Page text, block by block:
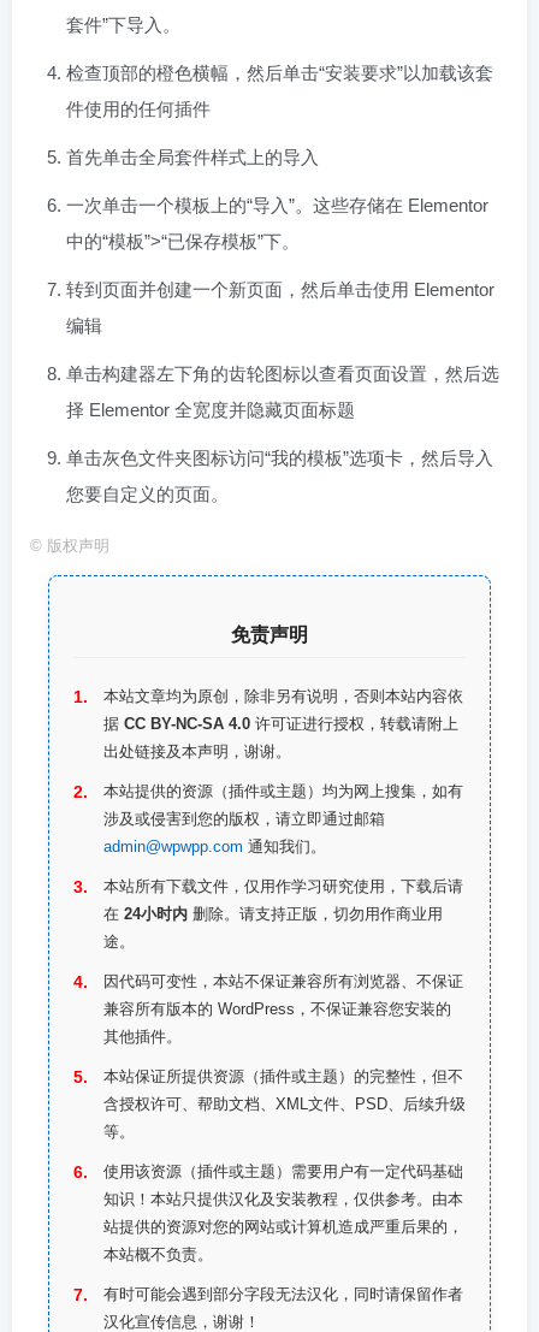
套件”下导入。
检查顶部的橙色横幅，然后单击“安装要求”以加载该套
件使用的任何插件
首先单击全局套件样式上的导入
一次单击一个模板上的“导入”。这些存储在 Elementor
中的“模板”>“已保存模板”下。
转到页面并创建一个新页面，然后单击使用 Elementor
编辑
单击构建器左下角的齿轮图标以查看页面设置，然后选
择 Elementor 全宽度并隐藏页面标题
单击灰色文件夹图标访问“我的模板”选项卡，然后导入
您要自定义的页面。
© 版权声明
免责声明
本站文章均为原创，除非另有说明，否则本站内容依
据 CC BY-NC-SA 4.0 许可证进行授权，转载请附上
出处链接及本声明，谢谢。
本站提供的资源（插件或主题）均为网上搜集，如有
涉及或侵害到您的版权，请立即通过邮箱
admin@wpwpp.com 通知我们。
本站所有下载文件，仅用作学习研究使用，下载后请
在 24小时内 删除。请支持正版，切勿用作商业用
途。
因代码可变性，本站不保证兼容所有浏览器、不保证
兼容所有版本的 WordPress，不保证兼容您安装的
其他插件。
本站保证所提供资源（插件或主题）的完整性，但不
含授权许可、帮助文档、XML文件、PSD、后续升级
等。
使用该资源（插件或主题）需要用户有一定代码基础
知识！本站只提供汉化及安装教程，仅供参考。由本
站提供的资源对您的网站或计算机造成严重后果的，
本站概不负责。
有时可能会遇到部分字段无法汉化，同时请保留作者
汉化宣传信息，谢谢！